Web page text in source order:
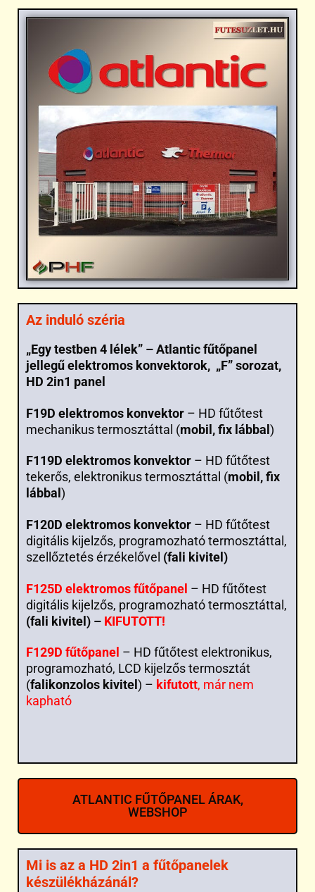
Az induló széria
„Egy testben 4 lélek” – Atlantic fűtőpanel
jellegű elektromos konvektorok, „F” sorozat,
HD 2in1 panel
F19D elektromos konvektor – HD fűtőtest
mechanikus termosztáttal (mobil, fix lábbal)
F119D elektromos konvektor – HD fűtőtest
tekerős, elektronikus termosztáttal (mobil, fix
lábbal )
F120D elektromos konvektor – HD fűtőtest
digitális kijelzős, programozható termosztáttal,
szellőztetés érzékelővel (fali kivitel)
F125D elektromos fűtőpanel – HD fűtőtest
digitális kijelzős, programozható termosztáttal,
(fali kivitel) – KIFUTOTT!
F129D fűtőpanel – HD fűtőtest elektronikus,
programozható, LCD kijelzős termosztát
(falikonzolos kivitel ) – kifutott, már nem
kapható
ATLANTIC FŰTŐPANEL ÁRAK,
WEBSHOP
Mi is az a HD 2in1 a fűtőpanelek
készülékházánál?